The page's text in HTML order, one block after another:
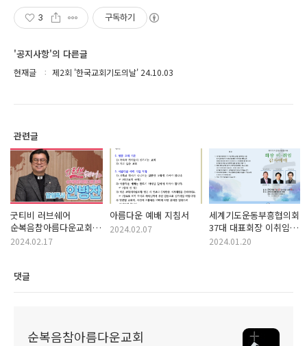
3 구독하기
'공지사항'의 다른글
현재글 제2회 '한국교회기도의날' 24.10.03
관련글
굿티비 러브쉐어
순복음참아름다운교회
편
2024.02.17
아름다운 예배 지침서
2024.02.07
세계기도운동부흥협의회
37대 대표회장 이취임식
순서지
2024.01.20
댓글
순복음참아름다운교회